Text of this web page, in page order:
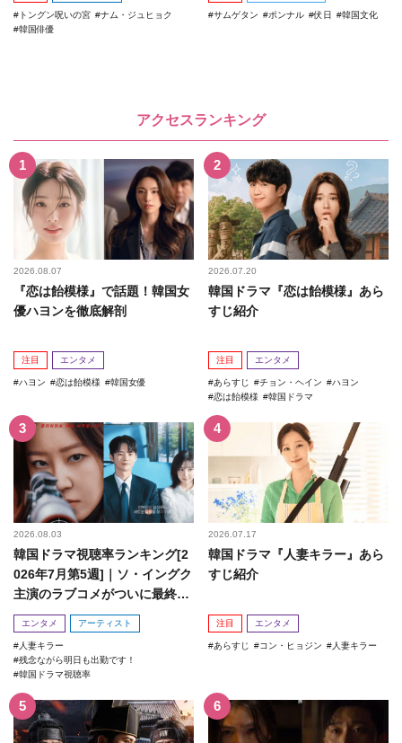
トングン呪いの宮
ナム・ジュヒョク
韓国俳優
サムゲタン ポンナル 伏日 韓国文化
アクセスランキング
2026.08.07
『恋は飴模様』で話題！韓国女
優ハヨンを徹底解剖
注目 エンタメ
ハヨン 恋は飴模様 韓国女優
2026.07.20
韓国ドラマ『恋は飴模様』あら
すじ紹介
注目 エンタメ
あらすじ チョン・ヘイン
ハヨン
恋は飴模様
韓国ドラマ
2026.08.03
韓国ドラマ視聴率ランキング[2
026年7月第5週]｜ソ・イングク
主演のラブコメがついに最終
回！
エンタメ アーティスト
人妻キラー
残念ながら明日も出勤です！
韓国ドラマ視聴率
2026.07.17
韓国ドラマ『人妻キラー』あら
すじ紹介
注目 エンタメ
あらすじ コン・ヒョジン 人妻キラー